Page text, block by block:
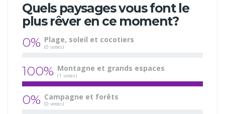
Quels paysages vous font le
plus rêver en ce moment?
0% Plage, soleil et cocotiers
(0 votes)
100% Montagne et grands espaces
(1 votes)
0% Campagne et forêts
(0 votes)